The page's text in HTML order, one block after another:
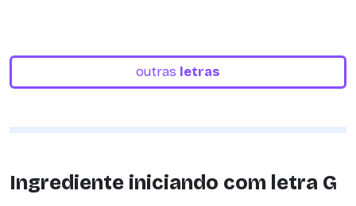
outras letras
Ingrediente iniciando com letra G